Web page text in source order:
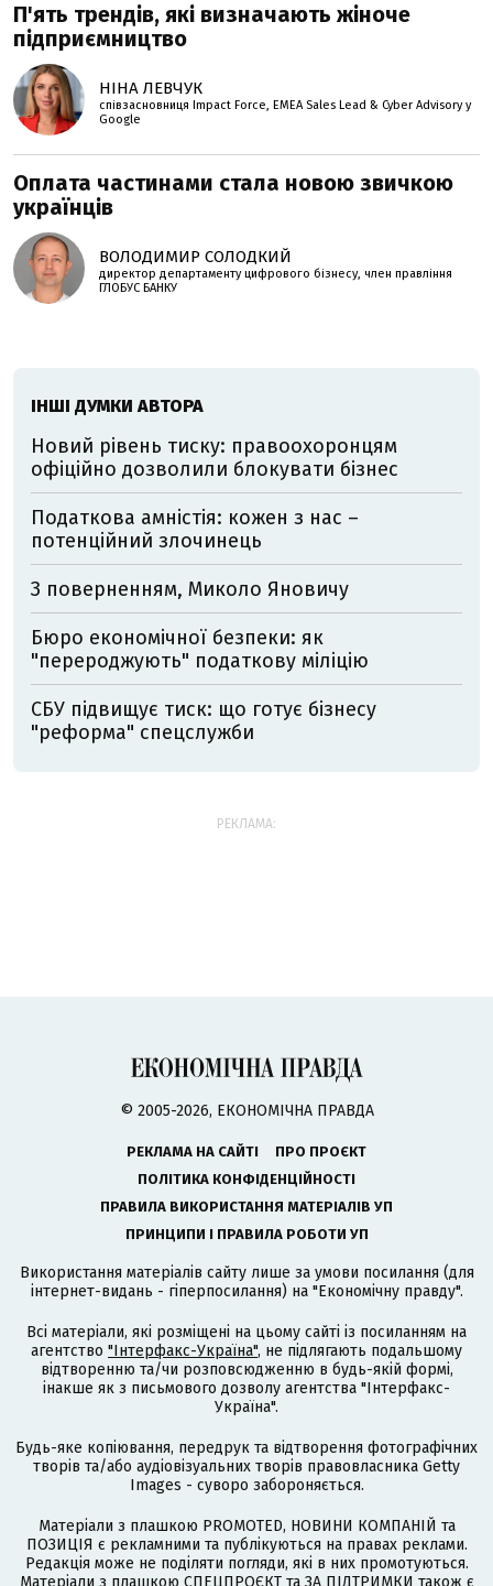
П'ять трендів, які визначають жіноче
підприємництво
НІНА ЛЕВЧУК
співзасновниця Impact Force, EMEA Sales Lead & Cyber Advisory у
Google
Оплата частинами стала новою звичкою
українців
ВОЛОДИМИР СОЛОДКИЙ
директор департаменту цифрового бізнесу, член правління
ГЛОБУС БАНКУ
ІНШІ ДУМКИ АВТОРА
Новий рівень тиску: правоохоронцям
офіційно дозволили блокувати бізнес
Податкова амністія: кожен з нас –
потенційний злочинець
З поверненням, Миколо Яновичу
Бюро економічної безпеки: як
"перероджують" податкову міліцію
СБУ підвищує тиск: що готує бізнесу
"реформа" спецслужби
РЕКЛАМА:
© 2005-2026, ЕКОНОМІЧНА ПРАВДА
РЕКЛАМА НА САЙТІ
ПРО ПРОЄКТ
ПОЛІТИКА КОНФІДЕНЦІЙНОСТІ
ПРАВИЛА ВИКОРИСТАННЯ МАТЕРІАЛІВ УП
ПРИНЦИПИ І ПРАВИЛА РОБОТИ УП
Використання матеріалів сайту лише за умови посилання (для
інтернет-видань - гіперпосилання) на "Економічну правду".
Всі матеріали, які розміщені на цьому сайті із посиланням на
агентство "Інтерфакс-Україна", не підлягають подальшому
відтворенню та/чи розповсюдженню в будь-якій формі,
інакше як з письмового дозволу агентства "Інтерфакс-
Україна".
Будь-яке копіювання, передрук та відтворення фотографічних
творів та/або аудіовізуальних творів правовласника Getty
Images - суворо забороняється.
Матеріали з плашкою PROMOTED, НОВИНИ КОМПАНІЙ та
ПОЗИЦІЯ є рекламними та публікуються на правах реклами.
Редакція може не поділяти погляди, які в них промотуються.